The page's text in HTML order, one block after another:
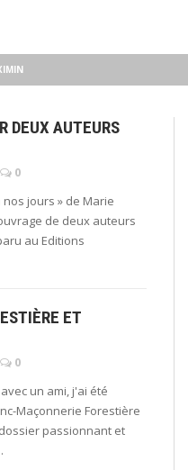
DEUX AUTEURS
0
jours » de Marie
de deux auteurs
au Editions
ET
0
un ami, j'ai été
Maçonnerie Forestière
passionnant et